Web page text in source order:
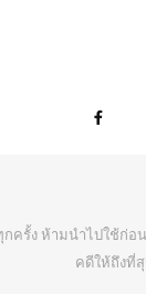
ครั้ง ห้ามนำไปใช้
คดีให้ถึงที่